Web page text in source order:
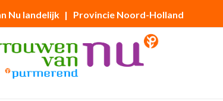
Nu landelijk | Provincie Noord-Holland